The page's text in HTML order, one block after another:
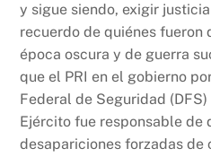
y sigue siendo, exigir
recuerdo de quiénes fueron
época oscura y de guerra
que el PRI en el gobierno
Federal de Seguridad
Ejército fue responsable de
desapariciones forzadas de